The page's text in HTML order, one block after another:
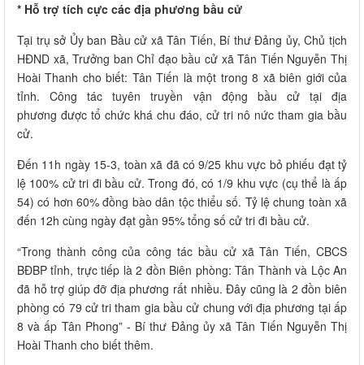
* Hỗ trợ tích cực các địa phương bầu cử
Tại trụ sở Ủy ban Bầu cử xã Tân Tiến, Bí thư Đảng ủy, Chủ tịch
HĐND xã, Trưởng ban Chỉ đạo bầu cử xã Tân Tiến Nguyễn Thị
Hoài Thanh cho biết: Tân Tiến là một trong 8 xã biên giới của
tỉnh. Công tác tuyên truyền vận động bầu cử tại địa
phương được tổ chức khá chu đáo, cử tri nô nức tham gia bầu
cử.
Đến 11h ngày 15-3, toàn xã đã có 9/25 khu vực bỏ phiếu đạt tỷ
lệ 100% cử tri đi bầu cử. Trong đó, có 1/9 khu vực (cụ thể là ấp
54) có hơn 60% đồng bào dân tộc thiểu số. Tỷ lệ chung toàn xã
đến 12h cùng ngày đạt gần 95% tổng số cử tri đi bầu cử.
“Trong thành công của công tác bầu cử xã Tân Tiến, CBCS
BĐBP tỉnh, trực tiếp là 2 đồn Biên phòng: Tân Thành và Lộc An
đã hỗ trợ giúp đỡ địa phương rất nhiều. Đây cũng là 2 đồn biên
phòng có 79 cử tri tham gia bầu cử chung với địa phương tại ấp
8 và ấp Tân Phong” - Bí thư Đảng ủy xã Tân Tiến Nguyễn Thị
Hoài Thanh cho biết thêm.